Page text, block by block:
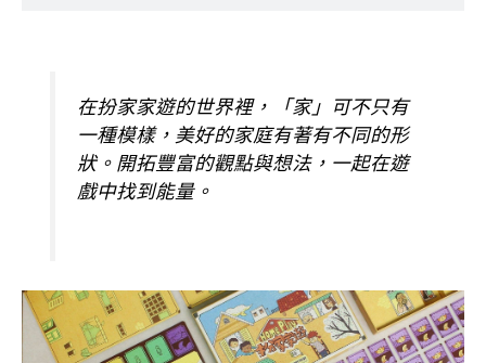
在扮家家遊的世界裡，「家」可不只有
一種模樣，美好的家庭有著有不同的形
狀。開拓豐富的觀點與想法，一起在遊
戲中找到能量。